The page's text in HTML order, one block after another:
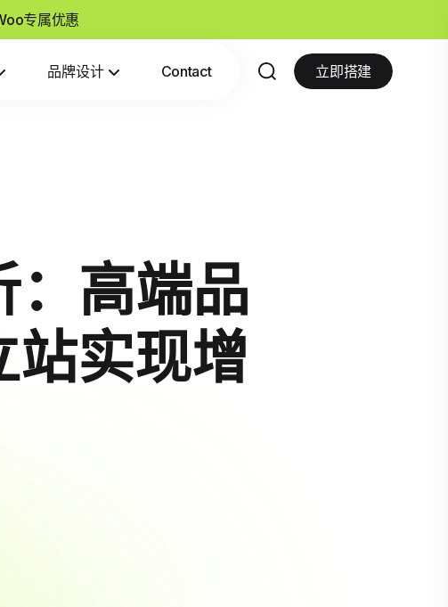
专属优惠
品牌设计 Contact 立即搭建
高端品
站实现增